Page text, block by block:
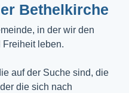
Bethelkirche
in der wir den
Freiheit leben.
auf der Suche sind, die
die sich nach